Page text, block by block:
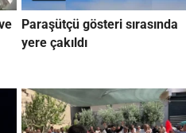
Paraşütçü gösteri sırasında
yere çakıldı